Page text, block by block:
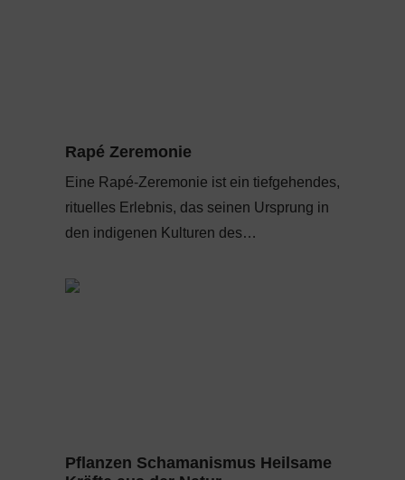
Rapé Zeremonie
Eine Rapé-Zeremonie ist ein tiefgehendes,
rituelles Erlebnis, das seinen Ursprung in
den indigenen Kulturen des…
Pflanzen Schamanismus Heilsame